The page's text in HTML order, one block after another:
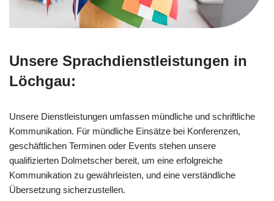
Unsere Sprachdienstleistungen in
Löchgau:
Unsere Dienstleistungen umfassen mündliche und schriftliche
Kommunikation. Für mündliche Einsätze bei Konferenzen,
geschäftlichen Terminen oder Events stehen unsere
qualifizierten Dolmetscher bereit, um eine erfolgreiche
Kommunikation zu gewährleisten, und eine verständliche
Übersetzung sicherzustellen.